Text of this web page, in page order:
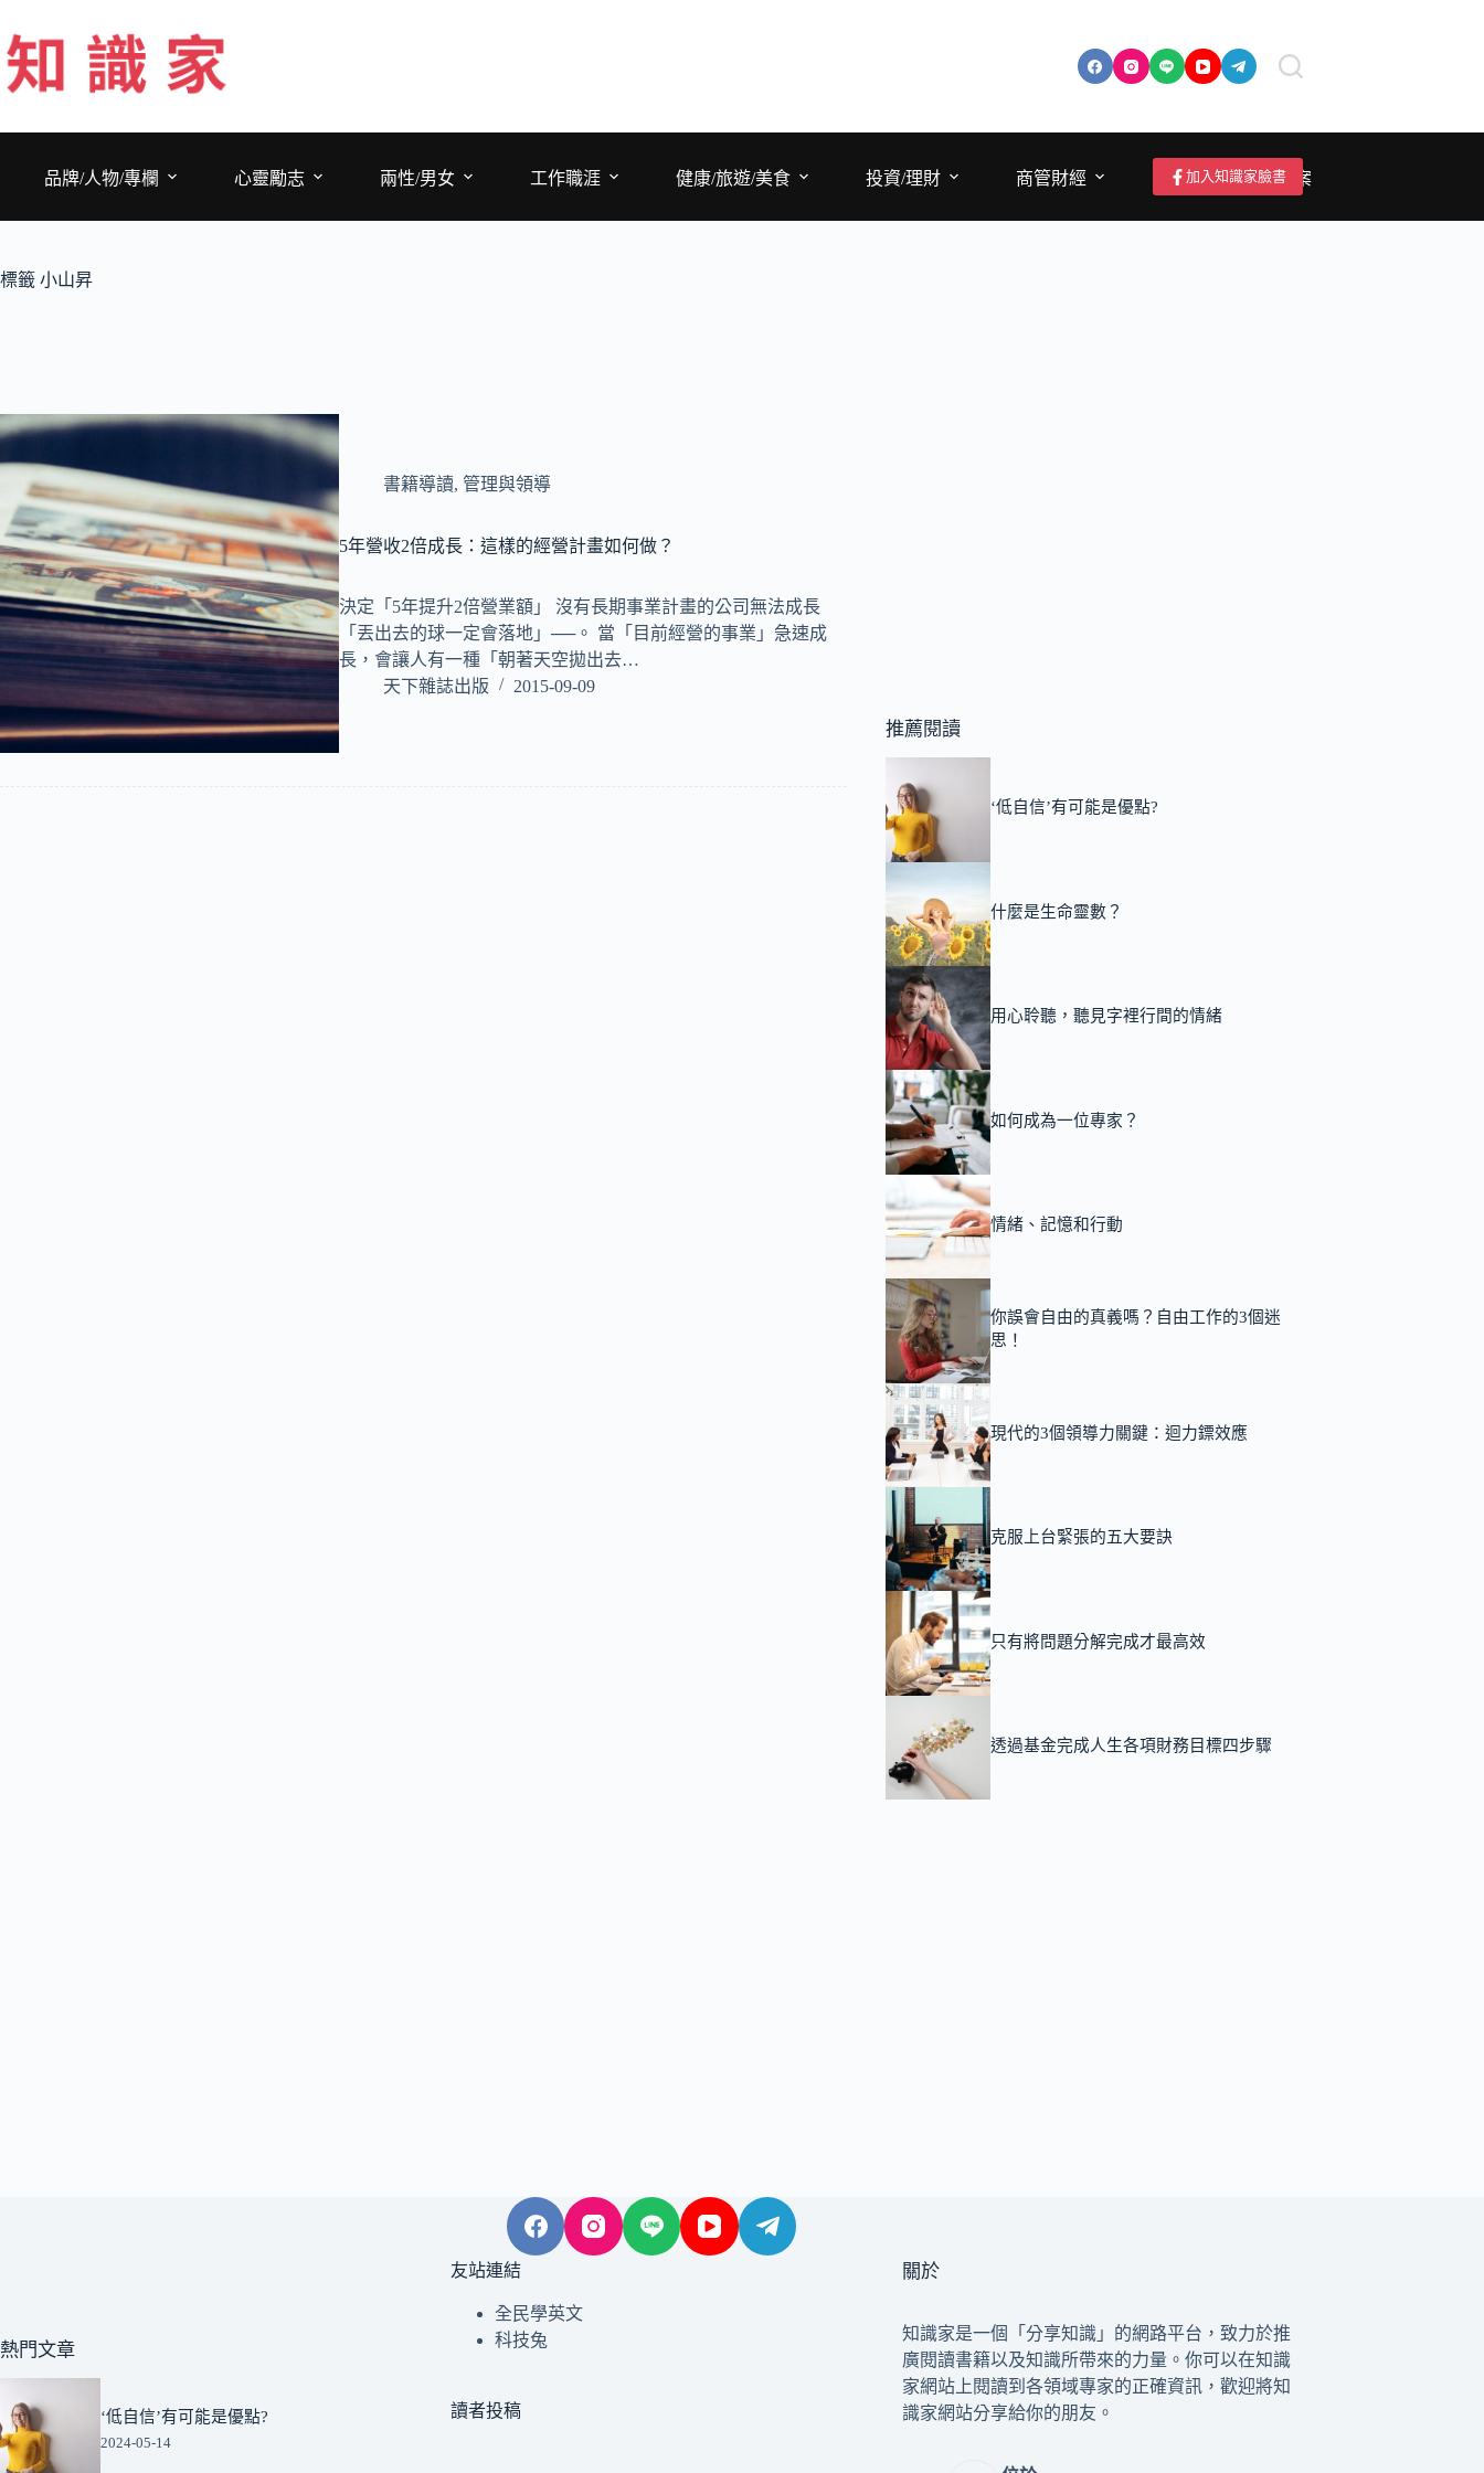
至
主
要
品牌/人物/專欄
心靈勵志 兩性/男女 工作職涯 健康/旅遊/美食 投資/理財 商管財經 成為作者/投稿/提案
加入知識家臉書
標籤 小山昇
書籍導讀, 管理與領導
5年營收2倍成長：這樣的經營計畫如何做？
決定「5年提升2倍營業額」 沒有長期事業計畫的公司無法成長
「丟出去的球一定會落地」──。 當「目前經營的事業」急速成
長，會讓人有一種「朝著天空拋出去…
天下雜誌出版
2015-09-09
推薦閱讀
‘低自信’有可能是優點?
什麼是生命靈數？
用心聆聽，聽見字裡行間的情緒
如何成為一位專家？
情緒、記憶和行動
你誤會自由的真義嗎？自由工作的3個迷
思！
現代的3個領導力關鍵：迴力鏢效應
克服上台緊張的五大要訣
只有將問題分解完成才最高效
透過基金完成人生各項財務目標四步驟
熱門文章
‘低自信’有可能是優點?
2024-05-14
友站連結
全民學英文
科技兔
讀者投稿
關於
知識家是一個「分享知識」的網路平台，致力於推
廣閱讀書籍以及知識所帶來的力量。你可以在知識
家網站上閱讀到各領域專家的正確資訊，歡迎將知
識家網站分享給你的朋友。